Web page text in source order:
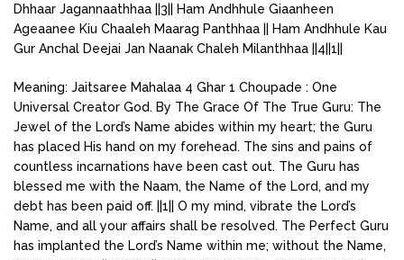
Dhhaar Jagannaathhaa ||3|| Ham Andhhule Giaanheen
Ageaanee Kiu Chaaleh Maarag Panthhaa || Ham Andhhule Kau
Gur Anchal Deejai Jan Naanak Chaleh Milanthhaa ||4||1||
Meaning: Jaitsaree Mahalaa 4 Ghar 1 Choupade : One
Universal Creator God. By The Grace Of The True Guru: The
Jewel of the Lord’s Name abides within my heart; the Guru
has placed His hand on my forehead. The sins and pains of
countless incarnations have been cast out. The Guru has
blessed me with the Naam, the Name of the Lord, and my
debt has been paid off. ||1|| O my mind, vibrate the Lord’s
Name, and all your affairs shall be resolved. The Perfect Guru
has implanted the Lord’s Name within me; without the Name,